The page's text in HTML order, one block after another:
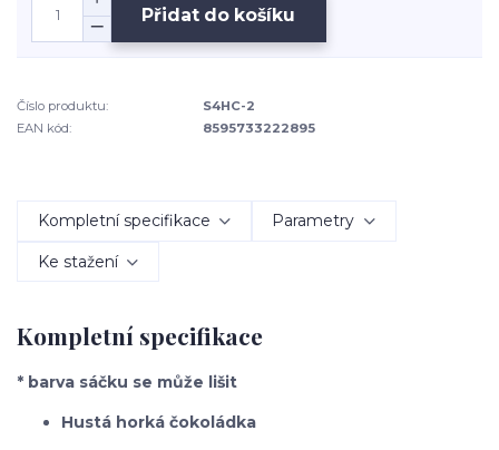
Přidat do košíku
Číslo produktu:
S4HC-2
EAN kód:
8595733222895
Kompletní specifikace Parametry
Ke stažení
Kompletní specifikace
* barva sáčku se může lišit
Hustá horká čokoládka